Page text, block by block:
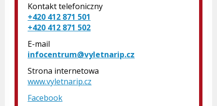
Kontakt telefoniczny
+420 412 871 501
+420 412 871 502
E-mail
infocentrum@vyletnarip.cz
Strona internetowa
www.vyletnarip.cz
Facebook